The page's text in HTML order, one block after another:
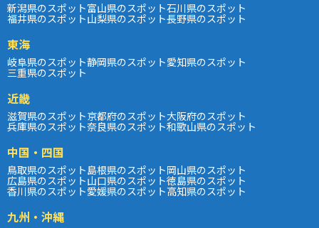
新潟県のスポット富山県のスポット石川県のスポット
福井県のスポット山梨県のスポット長野県のスポット
東海
岐阜県のスポット静岡県のスポット愛知県のスポット
三重県のスポット
近畿
滋賀県のスポット京都府のスポット大阪府のスポット
兵庫県のスポット奈良県のスポット和歌山県のスポット
中国・四国
鳥取県のスポット島根県のスポット岡山県のスポット
広島県のスポット山口県のスポット徳島県のスポット
香川県のスポット愛媛県のスポット高知県のスポット
九州・沖縄